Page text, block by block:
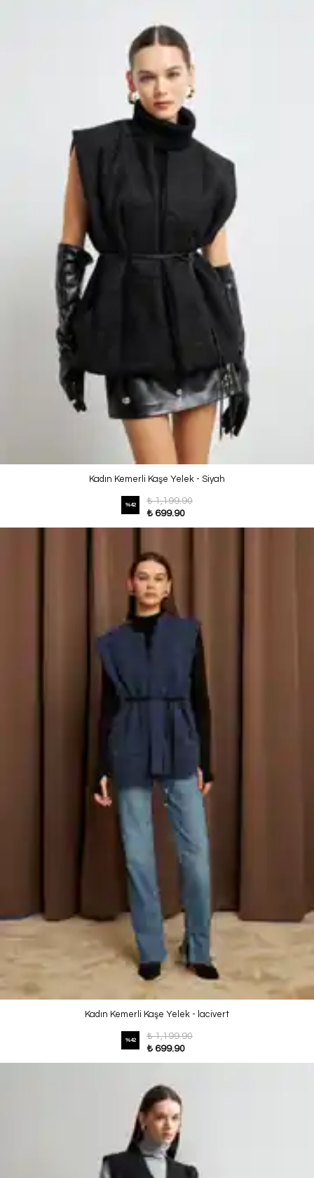
Kadın Kemerli Kaşe Yelek - Siyah
%42
₺ 1,199.90
₺ 699.90
Kadın Kemerli Kaşe Yelek - lacivert
%42
₺ 1,199.90
₺ 699.90